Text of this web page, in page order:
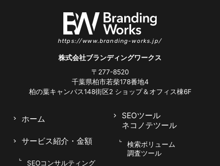
https://www.branding-works.jp/
株式会社ブランディングワークス
〒277-8520
千葉県柏市若柴178番地4
柏の葉キャンパス148街区2 ショップ＆オフィス棟6F
ホーム
サービス紹介 ・金額
SEOコンサルティング
SEOツール
ネコノテツール
検索ボリューム
調査ツール
047-114-3111 平日 AM9:30~PM8:00
無料相談・
サイトSEO診断
申し込み